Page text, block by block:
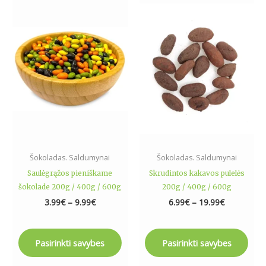
Šokoladas. Saldumynai
Saulėgrąžos pieniškame
šokolade 200g / 400g / 600g
3.99€ – 9.99€
9.99€
Pasirinkti savybes
multiple
variants.
The
options
may
be
product
page
Šokoladas. Saldumynai
Skrudintos kakavos pulelės
200g / 400g / 600g
6.99€ – 19.99€
19.99€
Pasirinkti savybes
has
multiple
variants.
The
options
may
be
product
page